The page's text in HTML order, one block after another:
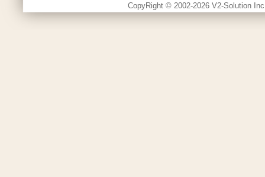
CopyRight © 2002-2026 V2-Solution